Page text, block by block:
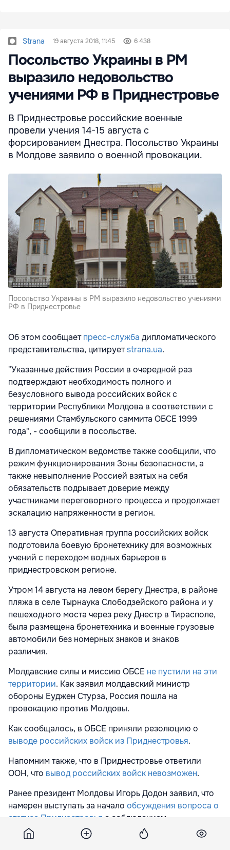
Strana 19 августа 2018, 11:45 6 438
Посольство Украины в РМ
выразило недовольство
учениями РФ в Приднестровье
В Приднестровье российские военные
провели учения 14-15 августа с
форсированием Днестра. Посольство Украины
в Молдове заявило о военной провокации.
Посольство Украины в РМ выразило недовольство учениями
РФ в Приднестровье
Об этом сообщаетпресс-служба дипломатического
представительства, цитируетstrana.ua.
"Указанные действия России в очередной раз
подтверждают необходимость полного и
безусловного вывода российских войск с
территории Республики Молдова в соответствии с
решениями Стамбульского саммита ОБСЕ 1999
года", - сообщили в посольстве.
В дипломатическом ведомстве также сообщили, что
режим функционирования Зоны безопасности, а
также невыполнение Россией взятых на себя
обязательств подрывает доверие между
участниками переговорного процесса и продолжает
эскалацию напряженности в регион.
13 августа Оперативная группа российских войск
подготовила боевую бронетехнику для возможных
учений с переходом водных барьеров в
приднестровском регионе.
Утром 14 августа на левом берегу Днестра, в районе
пляжа в селе Тырнаука Слободзейского района и у
пешеходного моста через реку Днестр в Тирасполе,
была размещена бронетехника и военные грузовые
автомобили без номерных знаков и знаков
различия.
Молдавские силы и миссию ОБСЕ не пустили на эти
территории. Как заявил молдавский министр
обороны Еуджен Стурза, Россия пошла на
провокацию против Молдовы.
Как сообщалось, в ОБСЕ приняли резолюцию о
выводе российских войск из Приднестровья.
Напомним также, что в Приднестровье ответили
ООН, что вывод российских войск невозможен.
Ранее президент Молдовы Игорь Додон заявил, что
намерен выступать за начало обсуждения вопроса о
статусе Приднестровья с соблюдением
территориальной целостности Молдовы.